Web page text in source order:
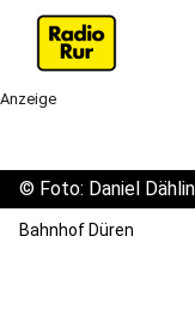
Anzeige
© Foto: Daniel
Bahnhof Düren